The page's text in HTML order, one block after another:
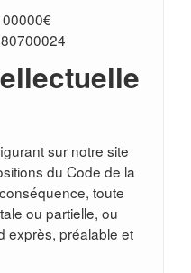
sur notre site
du Code de la
toute
ou partielle, ou
exprès, préalable et